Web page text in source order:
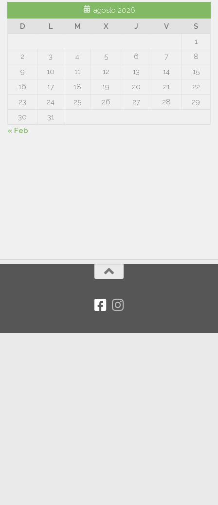
agosto 2026
D
L M X J V
S
1
2
3 4 5 6 7
8
9
10 11 12 13 14
15
16
17 18 19 20 21
22
23
24 25 26 27 28
29
30
31
« Feb